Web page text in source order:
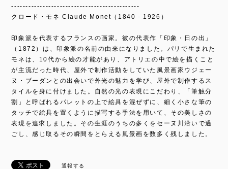
---------------------------------------------
クロード・モネ Claude Monet（1840 - 1926）
印象派を代表するフランスの画家。彼の代表作「印象・日の出」
（1872）は、印象派の名前の由来になりました。パリで生まれた
モネは、10代から絵の才能があり、アトリエの中で絵を描くこと
が主流だった時代、屋外で制作活動をしていた風景画家ウジェー
ヌ・ブーダンとの出会いで外光の魅力を学び、屋外で制作するス
タイルを身に付けました。自然の光の表現にこだわり、「筆触分
割」と呼ばれるパレットの上で絵具を混ぜずに、細く小さな筆の
タッチで絵具を置くように描写する手法を用いて、その美しさの
表現を追求しました。その生涯のうちの多くをセーヌ川沿いで過
ごし、感じ取るその瞬間をとらえる風景画を数多く残しました。
通報する